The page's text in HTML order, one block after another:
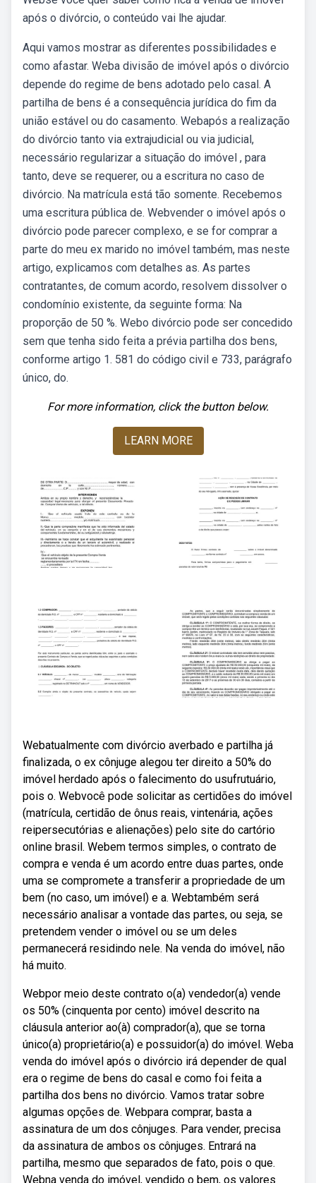
após o divórcio, o conteúdo vai lhe ajudar.
Aqui vamos mostrar as diferentes possibilidades e
como afastar. Weba divisão de imóvel após o divórcio
depende do regime de bens adotado pelo casal. A
partilha de bens é a consequência jurídica do fim da
união estável ou do casamento. Webapós a realização
do divórcio tanto via extrajudicial ou via judicial,
necessário regularizar a situação do imóvel , para
tanto, deve se requerer, ou a escritura no caso de
divórcio. Na matrícula está tão somente. Recebemos
uma escritura pública de. Webvender o imóvel após o
divórcio pode parecer complexo, e se for comprar a
parte do meu ex marido no imóvel também, mas neste
artigo, explicamos com detalhes as. As partes
contratantes, de comum acordo, resolvem dissolver o
condomínio existente, da seguinte forma: Na
proporção de 50 %. Webo divórcio pode ser concedido
sem que tenha sido feita a prévia partilha dos bens,
conforme artigo 1. 581 do código civil e 733, parágrafo
único, do.
For more information, click the button below.
LEARN MORE
Webatualmente com divórcio averbado e partilha já
finalizada, o ex cônjuge alegou ter direito a 50% do
imóvel herdado após o falecimento do usufrutuário,
pois o. Webvocê pode solicitar as certidões do imóvel
(matrícula, certidão de ônus reais, vintenária, ações
reipersecutórias e alienações) pelo site do cartório
online brasil. Webem termos simples, o contrato de
compra e venda é um acordo entre duas partes, onde
uma se compromete a transferir a propriedade de um
bem (no caso, um imóvel) e a. Webtambém será
necessário analisar a vontade das partes, ou seja, se
pretendem vender o imóvel ou se um deles
permanecerá residindo nele. Na venda do imóvel, não
há muito.
Webpor meio deste contrato o(a) vendedor(a) vende
os 50% (cinquenta por cento) imóvel descrito na
cláusula anterior ao(à) comprador(a), que se torna
único(a) proprietário(a) e possuidor(a) do imóvel. Weba
venda do imóvel após o divórcio irá depender de qual
era o regime de bens do casal e como foi feita a
partilha dos bens no divórcio. Vamos tratar sobre
algumas opções de. Webpara comprar, basta a
assinatura de um dos cônjuges. Para vender, precisa
da assinatura de ambos os cônjuges. Entrará na
partilha, mesmo que separados de fato, pois o que.
Webna venda do imóvel, vendido o bem, os valores